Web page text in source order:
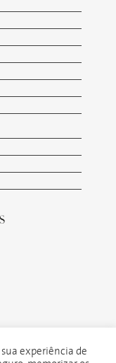
experiência de